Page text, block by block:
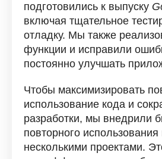
подготовились к выпуску
включая тщательное
отладку. Мы также
функции и исправили
постоянно улучшать
Чтобы максимизировать
использование кода и
разработки, мы внедрили
повторного
несколькими проектами.